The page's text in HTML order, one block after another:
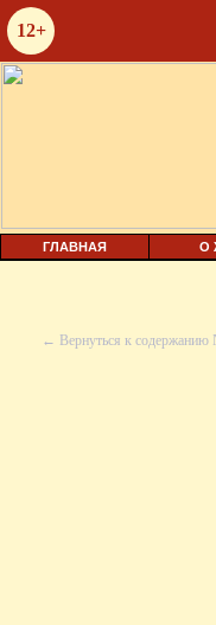
12+
ГЛАВНАЯ О
← Вернуться к содержанию